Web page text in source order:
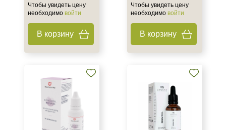
Чтобы увидеть цену
необходимо войти
В корзину
Чтобы увидеть цену
необходимо войти
В корзину